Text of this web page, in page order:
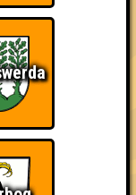
Wiederzehn macht
Freude